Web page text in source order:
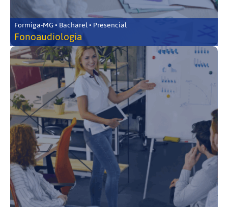
Formiga-MG • Bacharel • Presencial
Fonoaudiologia